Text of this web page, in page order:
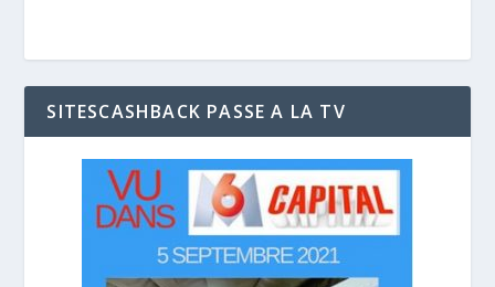
SITESCASHBACK PASSE A LA TV